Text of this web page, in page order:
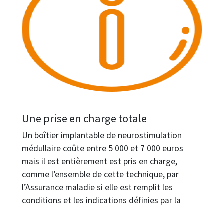
Une prise en charge totale
Un boîtier implantable de neurostimulation
médullaire coûte entre 5 000 et 7 000 euros
mais il est entièrement est pris en charge,
comme l’ensemble de cette technique, par
l’Assurance maladie si elle est remplit les
conditions et les indications définies par la